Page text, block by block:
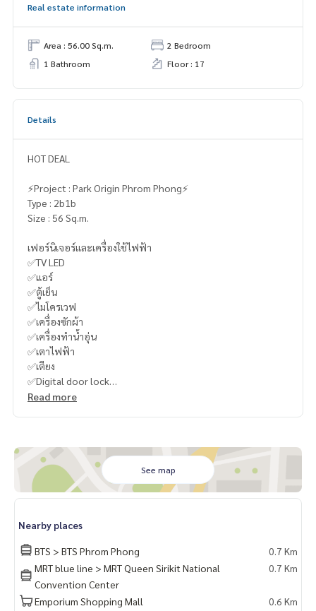
Real estate information
Area : 56.00 Sq.m.
2 Bedroom
1 Bathroom
Floor : 17
Details
HOT DEAL
⚡️Project : Park Origin Phrom Phong⚡️
Type : 2b1b
Size : 56 Sq.m.
เฟอร์นิเจอร์และเครื่องใช้ไฟฟ้า
✅TV LED
✅แอร์
✅ตู้เย็น
✅ไมโครเวฟ
✅เครื่องซักผ้า
✅เครื่องทำน้ำอุ่น
✅เตาไฟฟ้า
✅เตียง
✅Digital door lock
การรักษาความปลอดภัย 24 ชั่วโมง
กล้องวงจรปิด
สระว่ายน้ำ Cloud Pool
Co-Working Space
ห้องเซาว์น่า
พรีเมี่ยมฟิตเนส
เวทีมวย
สวนหย่อม / พื้นที่จัดบาร์บีคิว
สนามเด็กเล่น / พื้นที่สำหรับเด็ก
ร้านค้าในโครงการ
Read more
See map
Nearby places
BTS > BTS Phrom Phong
0.7 Km
MRT blue line > MRT Queen Sirikit National
Convention Center
0.7 Km
Emporium Shopping Mall 0.6 Km